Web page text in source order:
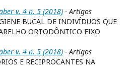
v. 4 n. 5 (2018) - Artigos
BUCAL DE INDIVÍDUOS QUE
ORTODÔNTICO FIXO
v. 4 n. 5 (2018) - Artigos
E RECIPROCANTES NA